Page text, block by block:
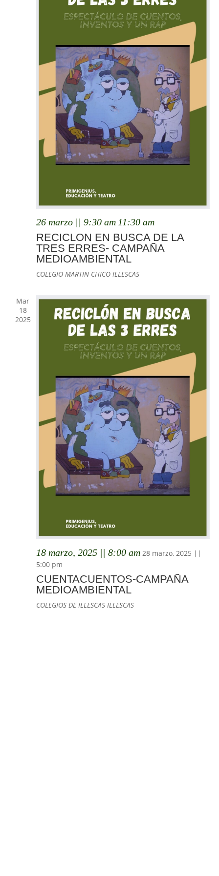
26 marzo || 9:30 am 11:30 am
RECICLON EN BUSCA DE LA
TRES ERRES- CAMPAÑA
MEDIOAMBIENTAL
COLEGIO MARTIN CHICO ILLESCAS
Mar
18
2025
18 marzo, 2025 || 8:00 am 28 marzo, 2025 ||
5:00 pm
CUENTACUENTOS-CAMPAÑA
MEDIOAMBIENTAL
COLEGIOS DE ILLESCAS ILLESCAS